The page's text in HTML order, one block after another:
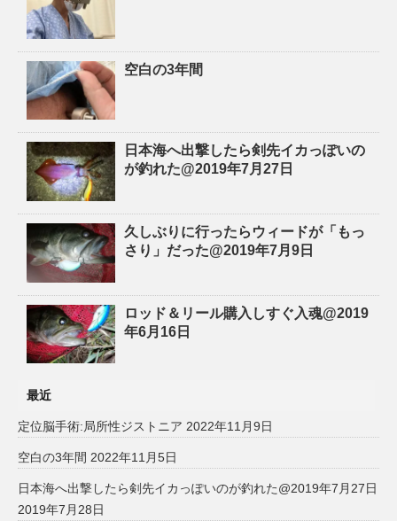
空白の3年間
日本海へ出撃したら剣先イカっぽいの
が釣れた@2019年7月27日
久しぶりに行ったらウィードが「もっ
さり」だった@2019年7月9日
ロッド＆リール購入しすぐ入魂@2019
年6月16日
最近
定位脳手術:局所性ジストニア 2022年11月9日
空白の3年間 2022年11月5日
日本海へ出撃したら剣先イカっぽいのが釣れた@2019年7月27日
2019年7月28日